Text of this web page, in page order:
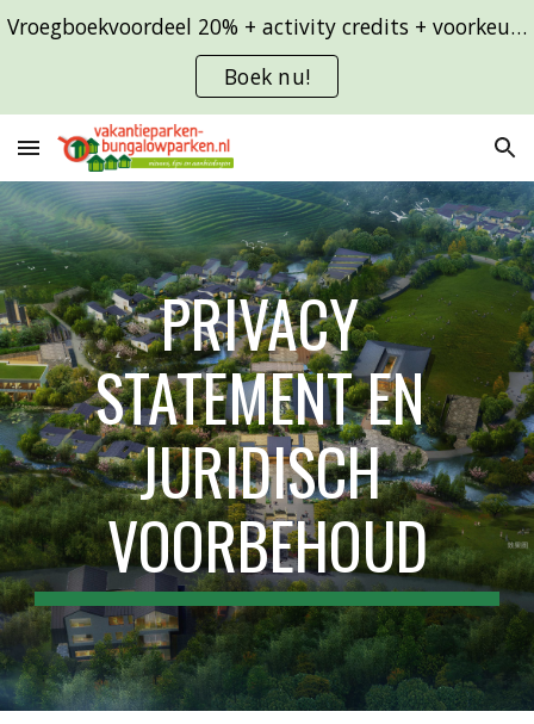
Skip to main content
Vroegboekvoordeel 20% + activity credits + voorkeursligging
Boek nu!
PRIVACY
STATEMENT EN
JURIDISCH
VOORBEHOUD